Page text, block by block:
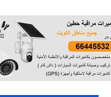
اليوم 📞 اطلب الآن خدمة تركيب
في الأحمدي بأسعار منافسة
من فنيين متخصصين. 🛡️ لأن الأمان
تأجيل… خلّ الكاميرات تشتغل،